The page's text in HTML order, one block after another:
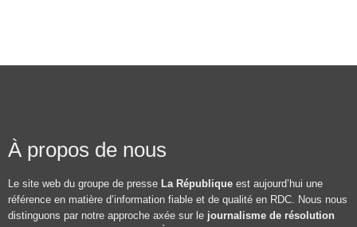
À propos de nous
Le site web du groupe de presse La République est aujourd’hui une
référence en matière d’information fiable et de qualité en RDC. Nous nous
distinguons par notre approche axée sur le journalisme de résolution